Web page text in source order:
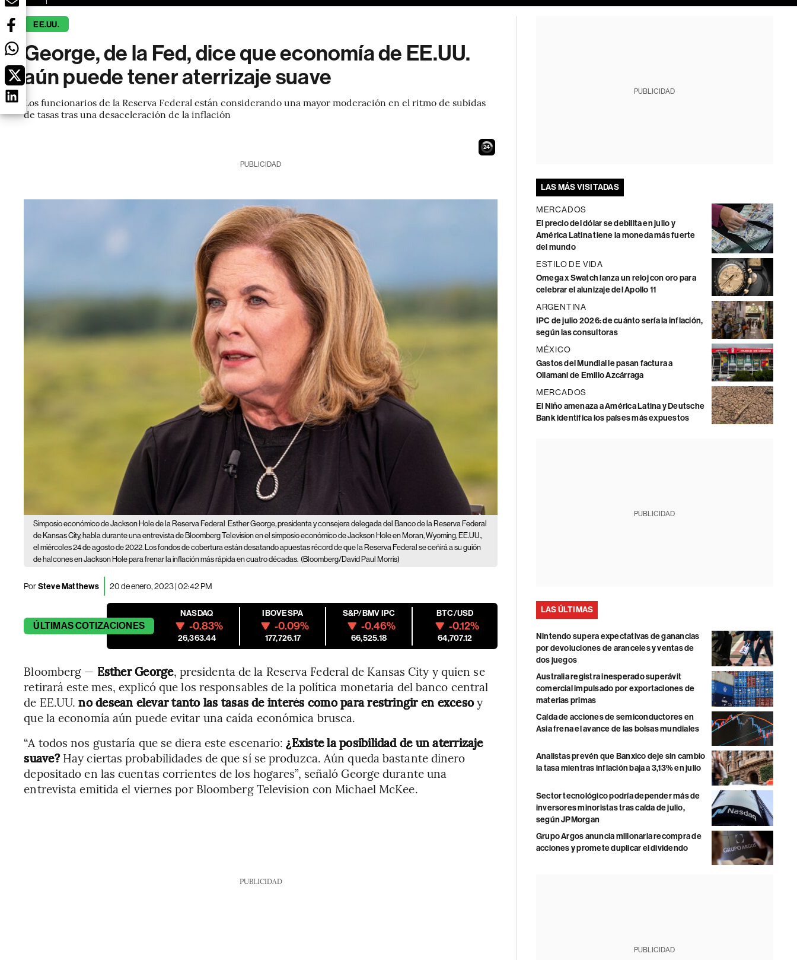
EE.UU.
George, de la Fed, dice que economía de EE.UU.
aún puede tener aterrizaje suave
Los funcionarios de la Reserva Federal están considerando una mayor moderación en el ritmo de subidas
de tasas tras una desaceleración de la inflación
22
PUBLICIDAD
Simposio económico de Jackson Hole de la Reserva Federal Esther George, presidenta y consejera delegada del Banco de la Reserva Federal
de Kansas City, habla durante una entrevista de Bloomberg Television en el simposio económico de Jackson Hole en Moran, Wyoming, EE.UU.,
el miércoles 24 de agosto de 2022. Los fondos de cobertura están desatando apuestas récord de que la Reserva Federal se ceñirá a su guión
de halcones en Jackson Hole para frenar la inflación más rápida en cuatro décadas. (Bloomberg/David Paul Morris)
PorSteve Matthews 20 de enero, 2023 | 02:42 PM
ÚLTIMASCOTIZACIONES
NASDAQ
-0.83%
26,363.44
IBOVESPA
-0.09%
177,726.17
S&P/BMV IPC
-0.46%
66,525.18
BTC/USD
-0.12%
64,707.12
Bloomberg — Esther George, presidenta de la Reserva Federal de Kansas City y quien se
retirará este mes, explicó que los responsables de la política monetaria del banco central
de EE.UU.no desean elevar tanto las tasas de interés como para restringir en excesoy
que la economía aún puede evitar una caída económica brusca.
“A todos nos gustaría que se diera este escenario: ¿Existe la posibilidad de un aterrizaje
suave?Hay ciertas probabilidades de que sí se produzca. Aún queda bastante dinero
depositado en las cuentas corrientes de los hogares”, señaló George durante una
entrevista emitida el viernes por Bloomberg Television con Michael McKee.
PUBLICIDAD
PUBLICIDAD
LAS MÁS VISITADAS
MERCADOS
El precio del dólar se debilita en julio y
América Latina tiene la moneda más fuerte
del mundo
ESTILO DE VIDA
Omega x Swatch lanza un reloj con oro para
celebrar el alunizaje del Apollo 11
ARGENTINA
IPC de julio 2026: de cuánto sería la inflación,
según las consultoras
MÉXICO
Gastos del Mundial le pasan factura a
Ollamani de Emilio Azcárraga
MERCADOS
El Niño amenaza a América Latina y Deutsche
Bank identifica los países más expuestos
PUBLICIDAD
LAS ÚLTIMAS
Nintendo supera expectativas de ganancias
por devoluciones de aranceles y ventas de
dos juegos
Australia registra inesperado superávit
comercial impulsado por exportaciones de
materias primas
Caída de acciones de semiconductores en
Asia frena el avance de las bolsas mundiales
Analistas prevén que Banxico deje sin cambio
la tasa mientras inflación baja a 3,13% en julio
Sector tecnológico podría depender más de
inversores minoristas tras caída de julio,
según JPMorgan
Grupo Argos anuncia millonaria recompra de
acciones y promete duplicar el dividendo
PUBLICIDAD